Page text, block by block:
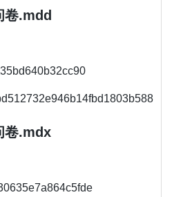
卷.mdd
卷.mdx